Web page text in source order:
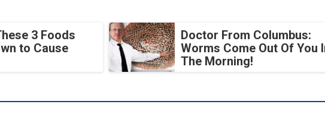
3 Foods
to Cause
Doctor From Columbus:
Worms Come Out Of You
The Morning!